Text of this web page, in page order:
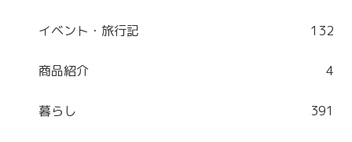
イベント・旅行記 132
商品紹介 4
暮らし 391